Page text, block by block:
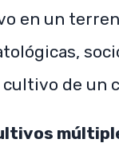
en un
cultivo de un